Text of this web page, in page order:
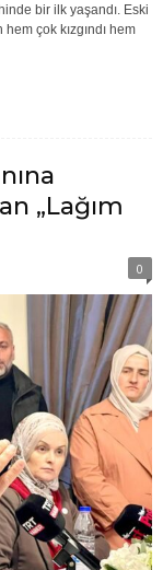
bir ilk yaşandı. Eski
çok kızgındı hem
„Lağım
0